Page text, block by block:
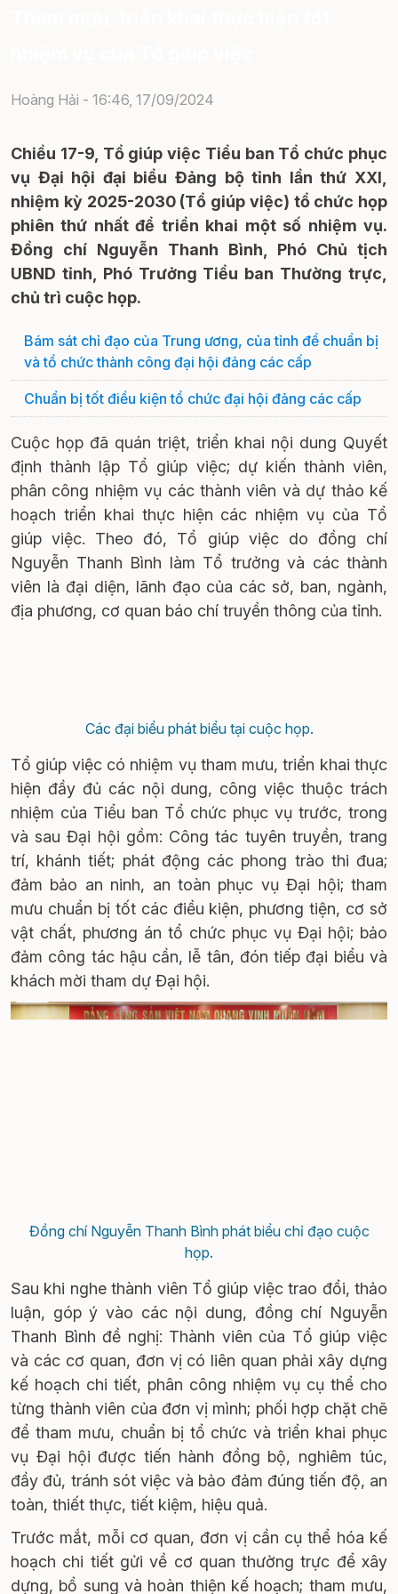
Hoàng Hải - 16:46, 17/09/2024
Chiều 17-9, Tổ giúp việc Tiểu ban Tổ chức phục
vụ Đại hội đại biểu Đảng bộ tỉnh lần thứ XXI,
nhiệm kỳ 2025-2030 (Tổ giúp việc) tổ chức họp
phiên thứ nhất để triển khai một số nhiệm vụ.
Đồng chí Nguyễn Thanh Bình, Phó Chủ tịch
UBND tỉnh, Phó Trưởng Tiểu ban Thường trực,
chủ trì cuộc họp.
Bám sát chỉ đạo của Trung ương, của tỉnh để chuẩn bị
và tổ chức thành công đại hội đảng các cấp
Chuẩn bị tốt điều kiện tổ chức đại hội đảng các cấp
Cuộc họp đã quán triệt, triển khai nội dung Quyết
định thành lập Tổ giúp việc; dự kiến thành viên,
phân công nhiệm vụ các thành viên và dự thảo kế
hoạch triển khai thực hiện các nhiệm vụ của Tổ
giúp việc. Theo đó, Tổ giúp việc do đồng chí
Nguyễn Thanh Bình làm Tổ trưởng và các thành
viên là đại diện, lãnh đạo của các sở, ban, ngành,
địa phương, cơ quan báo chí truyền thông của tỉnh.
Các đại biểu phát biểu tại cuộc họp.
Tổ giúp việc có nhiệm vụ tham mưu, triển khai thực
hiện đầy đủ các nội dung, công việc thuộc trách
nhiệm của Tiểu ban Tổ chức phục vụ trước, trong
và sau Đại hội gồm: Công tác tuyên truyền, trang
trí, khánh tiết; phát động các phong trào thi đua;
đảm bảo an ninh, an toàn phục vụ Đại hội; tham
mưu chuẩn bị tốt các điều kiện, phương tiện, cơ sở
vật chất, phương án tổ chức phục vụ Đại hội; bảo
đảm công tác hậu cần, lễ tân, đón tiếp đại biểu và
khách mời tham dự Đại hội.
Đồng chí Nguyễn Thanh Bình phát biểu chỉ đạo cuộc
họp.
Sau khi nghe thành viên Tổ giúp việc trao đổi, thảo
luận, góp ý vào các nội dung, đồng chí Nguyễn
Thanh Bình đề nghị: Thành viên của Tổ giúp việc
và các cơ quan, đơn vị có liên quan phải xây dựng
kế hoạch chi tiết, phân công nhiệm vụ cụ thể cho
từng thành viên của đơn vị mình; phối hợp chặt chẽ
để tham mưu, chuẩn bị tổ chức và triển khai phục
vụ Đại hội được tiến hành đồng bộ, nghiêm túc,
đầy đủ, tránh sót việc và bảo đảm đúng tiến độ, an
toàn, thiết thực, tiết kiệm, hiệu quả.
Trước mắt, mỗi cơ quan, đơn vị cần cụ thể hóa kế
hoạch chi tiết gửi về cơ quan thường trực để xây
dựng, bổ sung và hoàn thiện kế hoạch; tham mưu,